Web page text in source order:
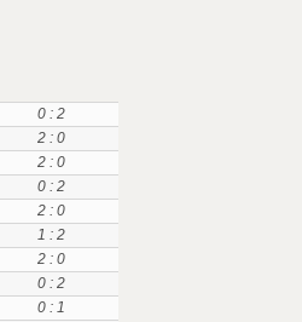
0 : 2
2 : 0
2 : 0
0 : 2
2 : 0
1 : 2
2 : 0
0 : 2
0 : 1